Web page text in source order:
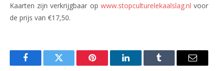
Kaarten zijn verkrijgbaar op www.stopculturelekaalslag.nl voor
de prijs van €17,50.
FacebookTwitter Pinterest LinkedInTumblr Email